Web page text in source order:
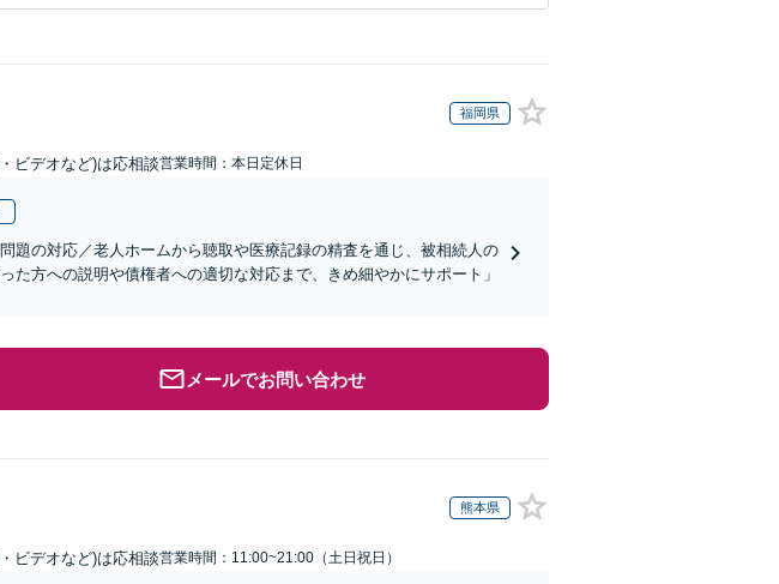
福岡県
ビデオなど)は応相談営業時間：本日定休日
題の対応／老人ホームから聴取や医療記録の精査を通じ、被相続人の
た方への説明や債権者への適切な対応まで、きめ細やかにサポート」
メールでお問い合わせ
熊本県
ビデオなど)は応相談営業時間：11:00~21:00（土日祝日）